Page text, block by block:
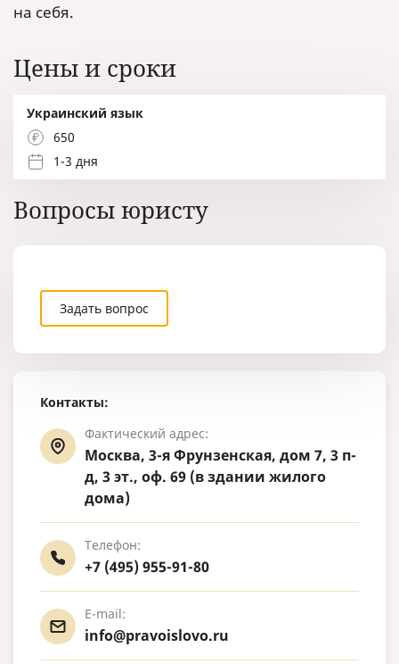
Контакты:
Фактический адрес:
Москва, 3-я Фрунзенская, дом 7, 3 п-
д, 3 эт., оф. 69 (в здании жилого
дома)
Телефон:
+7 (495) 955-91-80
E-mail:
info@pravoislovo.ru
на себя.
Цены и сроки
Украинский язык
650
1-3 дня
Вопросы юристу
Задать вопрос